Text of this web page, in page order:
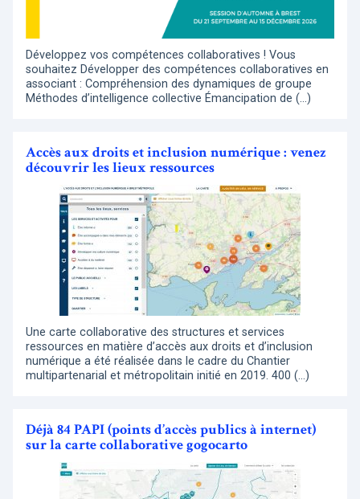
Développez vos compétences collaboratives ! Vous
souhaitez Développer des compétences collaboratives en
associant : Compréhension des dynamiques de groupe
Méthodes d’intelligence collective Émancipation de (…)
Accès aux droits et inclusion numérique : venez
découvrir les lieux ressources
Une carte collaborative des structures et services
ressources en matière d’accès aux droits et d’inclusion
numérique a été réalisée dans le cadre du Chantier
multipartenarial et métropolitain initié en 2019. 400 (…)
Déjà 84 PAPI (points d’accès publics à internet)
sur la carte collaborative gogocarto